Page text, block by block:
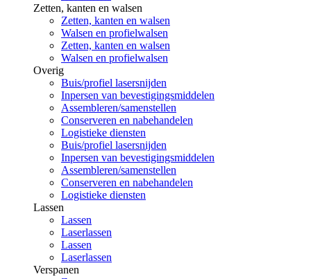
Zetten, kanten en walsen
Zetten, kanten en walsen
Walsen en profielwalsen
Zetten, kanten en walsen
Walsen en profielwalsen
Overig
Buis/profiel lasersnijden
Inpersen van bevestigingsmiddelen
Assembleren/samenstellen
Conserveren en nabehandelen
Logistieke diensten
Buis/profiel lasersnijden
Inpersen van bevestigingsmiddelen
Assembleren/samenstellen
Conserveren en nabehandelen
Logistieke diensten
Lassen
Lassen
Laserlassen
Lassen
Laserlassen
Verspanen